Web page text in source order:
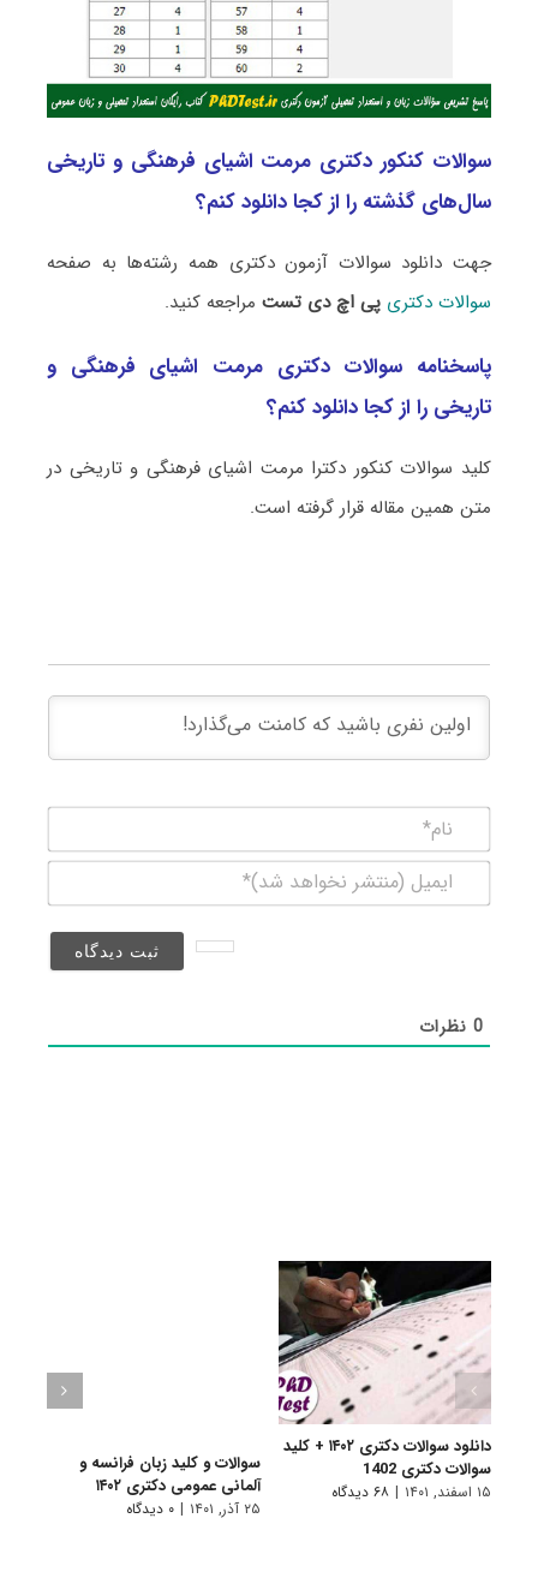
سوالات کنکور دکتری مرمت اشیای فرهنگی و تاریخی
سال‌های گذشته را از کجا دانلود کنم؟
جهت دانلود سوالات آزمون دکتری همه رشته‌ها به صفحه
سوالات دکتری پی اچ دی تستمراجعه کنید.
پاسخنامه سوالات دکتری مرمت اشیای فرهنگی و
تاریخی را از کجا دانلود کنم؟
کلید سوالات کنکور دکترا مرمت اشیای فرهنگی و تاریخی در
متن همین مقاله قرار گرفته است.
(منتشر
0نظرات
دانلود سوالات دکتری ۱۴۰۲ + کلید
سوالات دکتری 1402
۱۵ اسفند, ۱۴۰۱ | ۶۸ دیدگاه
سوالات و کلید زبان فرانسه و
آلمانی عمومی دکتری ۱۴۰۲
۲۵ آذر, ۱۴۰۱ | ۰ دیدگاه